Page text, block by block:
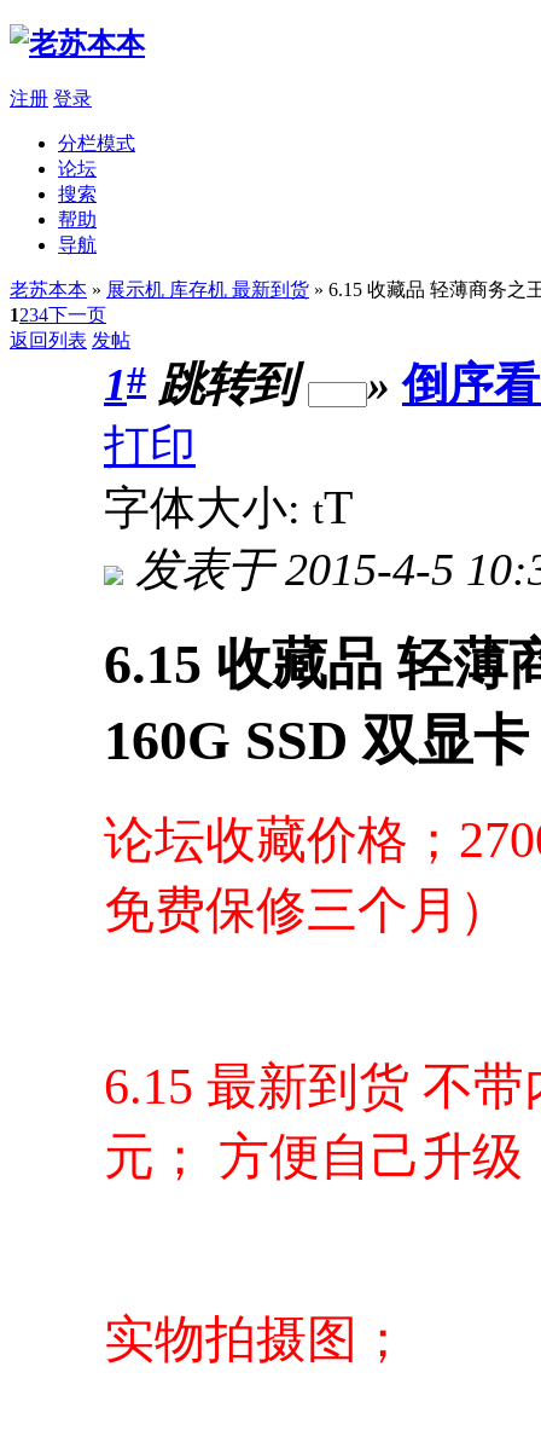
注册 登录
分栏模式
论坛
搜索
帮助
导航
老苏本本 » 展示机 库存机 最新到货 » 6.15 收藏品 轻薄商务之
1234下一页
返回列表 发帖
1# 跳转到 » 倒序
打印
字体大小: tT
发表于 2015-4-5
6.15 收藏品 轻薄
160G SSD 双显
论坛收藏价格；
免费保修三个月）
6.15 最新到货 不
元； 方便自己升级
实物拍摄图；